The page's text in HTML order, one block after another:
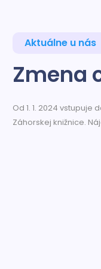
Aktuálne u nás
Zmena
Od 1. 1. 2024
Záhorskej knižnice.